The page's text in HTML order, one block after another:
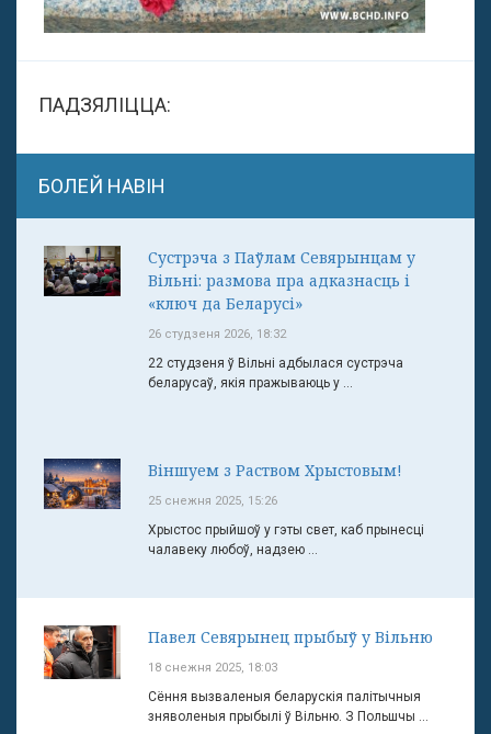
ПАДЗЯЛІЦЦА:
БОЛЕЙ НАВІН
Сустрэча з Паўлам Севярынцам у
Вільні: размова пра адказнасць і
«ключ да Беларусі»
26 студзеня 2026, 18:32
22 студзеня ў Вільні адбылася сустрэча
беларусаў, якія пражываюць у ...
Віншуем з Раством Хрыстовым!
25 снежня 2025, 15:26
Хрыстос прыйшоў у гэты свет, каб прынесці
чалавеку любоў, надзею ...
Павел Севярынец прыбыў у Вільню
18 снежня 2025, 18:03
Сёння вызваленыя беларускія палітычныя
зняволеныя прыбылі ў Вільню. З Польшчы ...